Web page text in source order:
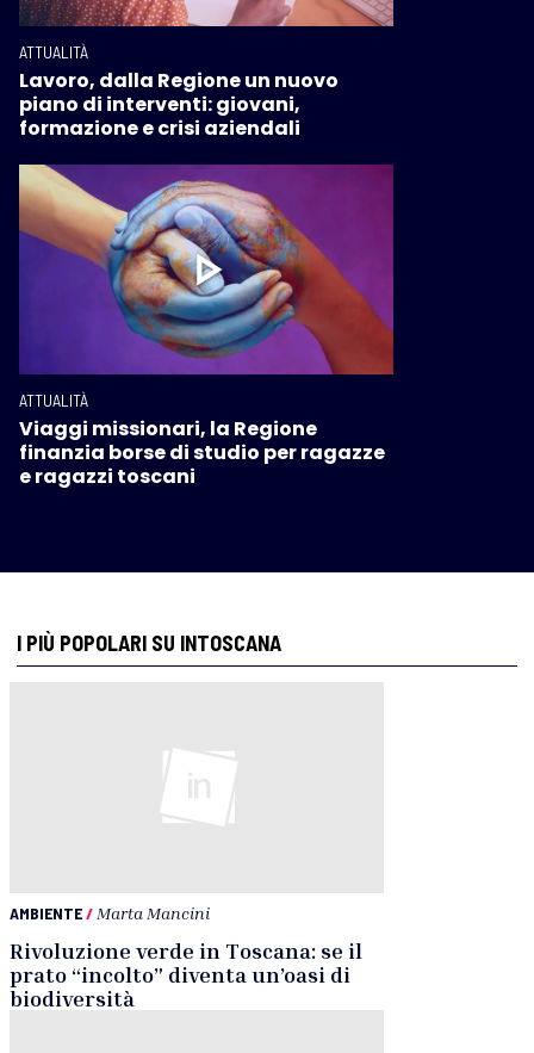
ATTUALITÀ
Lavoro, dalla Regione un nuovo
piano di interventi: giovani,
formazione e crisi aziendali
ATTUALITÀ
Viaggi missionari, la Regione
finanzia borse di studio per ragazze
e ragazzi toscani
I PIÙ POPOLARI SU INTOSCANA
AMBIENTE/ Marta Mancini
Rivoluzione verde in Toscana: se il
prato “incolto” diventa un’oasi di
biodiversità